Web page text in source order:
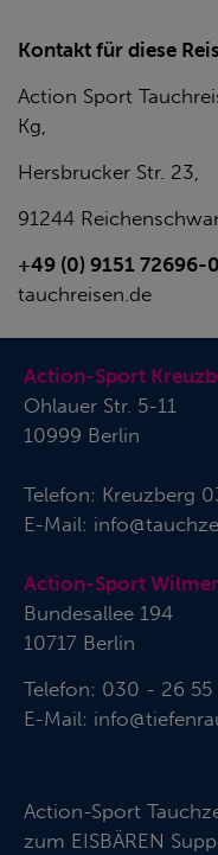
Kontakt für diese
Action Sport
Kg,
Hersbrucker Str. 23,
91244
+49 (0) 9151 72696-0
tauchreisen.de
Action-Sport
Ohlauer Str. 5-11
10999 Berlin
Telefon: Kreuzberg
E-Mail:
Action-Sport
Bundesallee 194
10717 Berlin
Telefon: 030 - 26 55
E-Mail:
Action-Sport
zum EISBÄREN